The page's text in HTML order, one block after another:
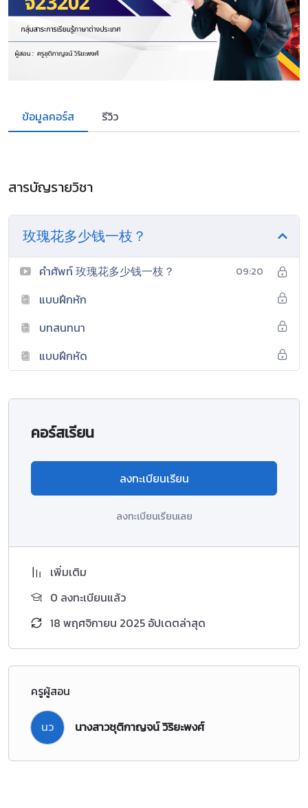
ข้อมูลคอร์ส รีวิว
สารบัญรายวิชา
玫瑰花多少钱一枝？
คำศัพท์ 玫瑰花多少钱一枝？ 09:20
แบบฝึกหัก
บทสนทนา
แบบฝึกหัด
คอร์สเรียน
ลงทะเบียนเรียน
ลงทะเบียนเรียนเลย
เพิ่มเติม
0 ลงทะเบียนแล้ว
18 พฤศจิกายน 2025 อัปเดตล่าสุด
ครูผู้สอน
นว นางสาวชุติกาญจน์ วิริยะพงศ์